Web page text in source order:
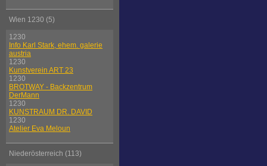
Wien 1230 (5)
1230
Info Karl Stark, ehem. galerie
austria
1230
Kunstverein ART 23
1230
BROTWAY - Backzentrum
DerMann
1230
KUNSTRAUM DR. DAVID
1230
Atelier Eva Meloun
Niederösterreich (113)